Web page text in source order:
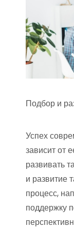
Подбор и
Успех
зависит от
развивать
и развитие
процесс,
поддержку